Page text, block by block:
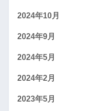
2024年10月
2024年9月
2024年5月
2024年2月
2023年5月